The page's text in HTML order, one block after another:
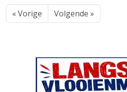
« Vorige Volgende »